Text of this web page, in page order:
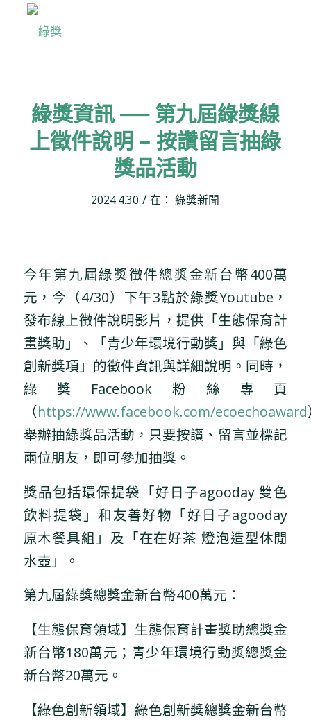
綠獎資訊 ── 第九屆綠獎線
上徵件說明 – 按讚留言抽綠
獎品活動
2024.4.30 / 在：綠獎新聞
今年第九屆綠獎徵件總獎金新台幣400萬
元，今（4/30）下午3點於綠獎Youtube，
發布線上徵件說明影片，提供「生態保育計
畫獎助」、「青少年環境行動獎」與「綠色
創新獎項」的徵件資訊與詳細說明。同時，
綠獎Facebook粉絲專頁
（https://www.facebook.com/ecoechoaward
舉辦抽綠獎品活動，只要按讚、留言並標記
兩位朋友，即可參加抽獎。
獎品包括環保提袋「好日子agooday 雙色
飲料提袋」和友善好物「好日子agooday
原木餐具組」及「在在好茶 燈泡造型休閒
水壺」。
第九屆綠獎總獎金新台幣400萬元：
【生態保育領域】生態保育計畫獎助總獎金
新台幣180萬元；青少年環境行動獎總獎金
新台幣20萬元。
【綠色創新領域】綠色創新獎總獎金新台幣